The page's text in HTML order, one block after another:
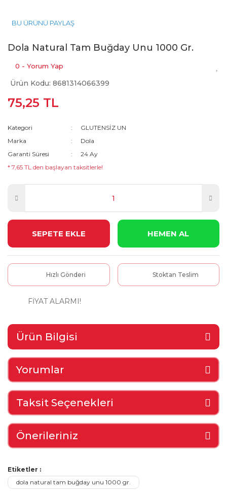
BU ÜRÜNÜ PAYLAŞ
Dola Natural Tam Buğday Unu 1000 Gr.
0 - Yorum Yap
Ürün Kodu: 8681314066399
75,25 TL
Kategori
GLUTENSİZ UN
Marka
Dola
Garanti Süresi
24 Ay
* 7,65 TL den başlayan taksitlerle!
SEPETE EKLE HEMEN AL
Hızlı Gönderi Stoktan Teslim
FİYAT ALARMI!
Ürün Bilgisi
Yorumlar
Taksit Seçenekleri
Önerileriniz
Etiketler :
dola natural tam buğday unu 1000 gr.